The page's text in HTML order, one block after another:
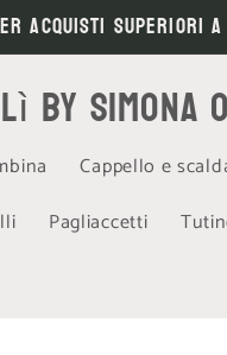
acquisti superiori a
by Simona
Cappello e
Pagliaccetti